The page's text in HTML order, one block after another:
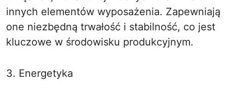
innych elementów wyposażenia. Zapewniają
one niezbędną trwałość i stabilność, co jest
kluczowe w środowisku produkcyjnym.
3. Energetyka